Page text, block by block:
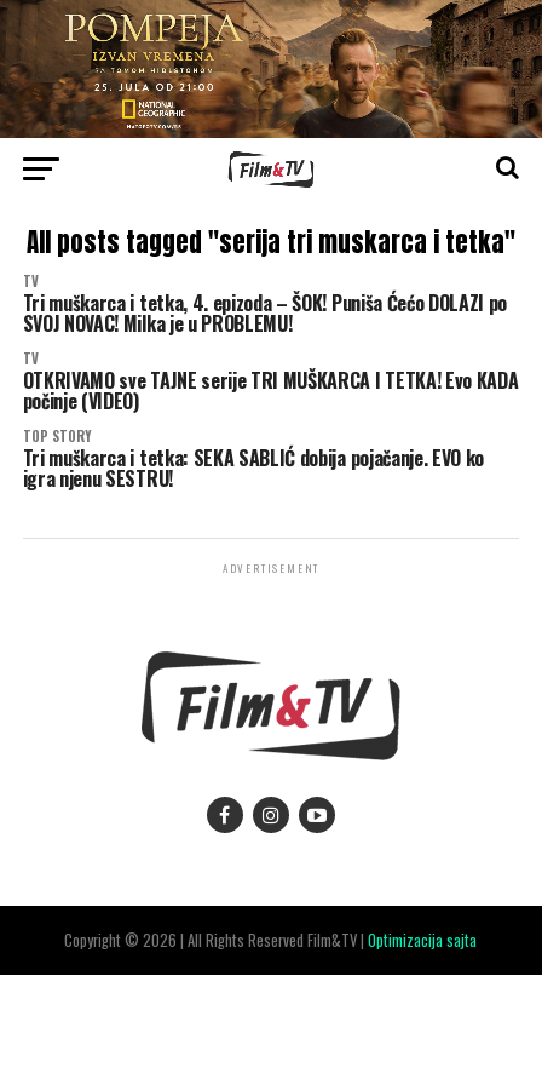
All posts tagged "serija tri muskarca i tetka"
TV
Tri muškarca i tetka, 4. epizoda – ŠOK! Puniša Ćećo DOLAZI po
SVOJ NOVAC! Milka je u PROBLEMU!
TV
OTKRIVAMO sve TAJNE serije TRI MUŠKARCA I TETKA! Evo KADA
počinje (VIDEO)
TOP STORY
Tri muškarca i tetka: SEKA SABLIĆ dobija pojačanje. EVO ko
igra njenu SESTRU!
ADVERTISEMENT
Copyright © 2026 | All Rights Reserved Film&TV |Optimizacija sajta